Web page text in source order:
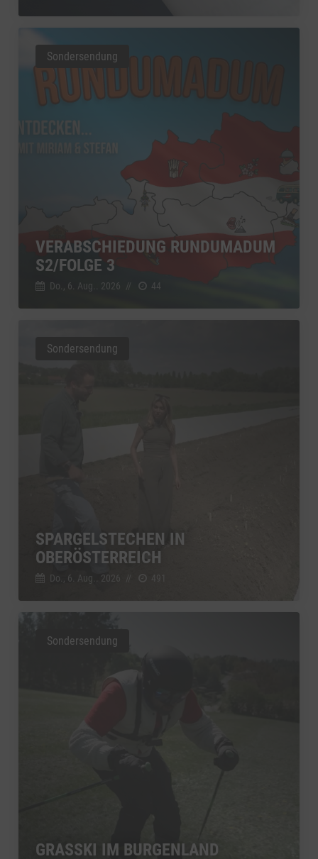
VERABSCHIEDUNG RUNDUMADUM
S2/FOLGE 3
Do., 6. Aug.. 2026 // 44
Sondersendung
SPARGELSTECHEN IN
OBERÖSTERREICH
Do., 6. Aug.. 2026 491
Sondersendung
GRASSKI IM BURGENLAND
Sondersendung